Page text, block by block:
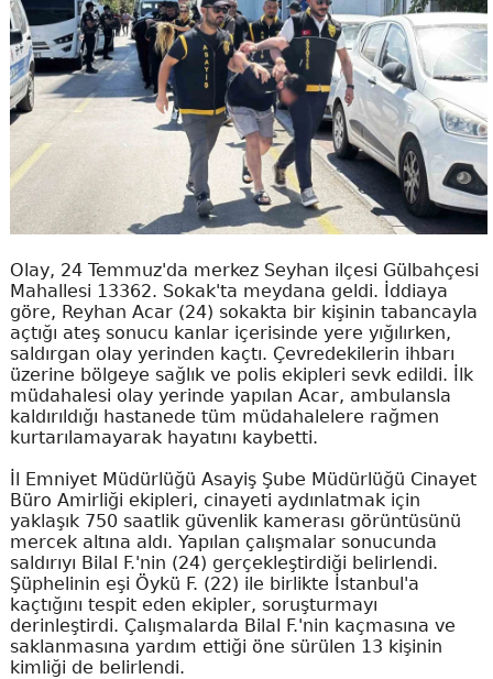
Olay, 24 Temmuz'da merkez Seyhan ilçesi Gülbahçesi
Mahallesi 13362. Sokak'ta meydana geldi. İddiaya
göre, Reyhan Acar (24) sokakta bir kişinin tabancayla
açtığı ateş sonucu kanlar içerisinde yere yığılırken,
saldırgan olay yerinden kaçtı. Çevredekilerin ihbarı
üzerine bölgeye sağlık ve polis ekipleri sevk edildi. İlk
müdahalesi olay yerinde yapılan Acar, ambulansla
kaldırıldığı hastanede tüm müdahalelere rağmen
kurtarılamayarak hayatını kaybetti.
İl Emniyet Müdürlüğü Asayiş Şube Müdürlüğü Cinayet
Büro Amirliği ekipleri, cinayeti aydınlatmak için
yaklaşık 750 saatlik güvenlik kamerası görüntüsünü
mercek altına aldı. Yapılan çalışmalar sonucunda
saldırıyı Bilal F.'nin (24) gerçekleştirdiği belirlendi.
Şüphelinin eşi Öykü F. (22) ile birlikte İstanbul'a
kaçtığını tespit eden ekipler, soruşturmayı
derinleştirdi. Çalışmalarda Bilal F.'nin kaçmasına ve
saklanmasına yardım ettiği öne sürülen 13 kişinin
kimliği de belirlendi.